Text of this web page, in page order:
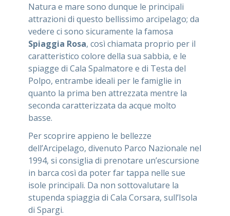
Natura e mare sono dunque le principali
attrazioni di questo bellissimo arcipelago; da
vedere ci sono sicuramente la famosa
Spiaggia Rosa, così chiamata proprio per il
caratteristico colore della sua sabbia, e le
spiagge di Cala Spalmatore e di Testa del
Polpo, entrambe ideali per le famiglie in
quanto la prima ben attrezzata mentre la
seconda caratterizzata da acque molto
basse.
Per scoprire appieno le bellezze
dell’Arcipelago, divenuto Parco Nazionale nel
1994, si consiglia di prenotare un’escursione
in barca così da poter far tappa nelle sue
isole principali. Da non sottovalutare la
stupenda spiaggia di Cala Corsara, sull’Isola
di Spargi.